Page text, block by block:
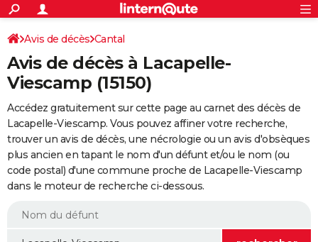
ACTUALITÉS
Politique
Société
Faits Divers
Education
Monde
Villes
+
SPORT
Coupe du monde 2026
Football
Tennis
Cyclisme
Rugby
Forum
CULTURE
FINANCE
Retraite
Impôts
Epargne
Immobilier
Risques naturels par ville
Banque
Assurance
Crédit
AUTO
Essais
Réserver un essai
Citadines
Berlines
SUV
Forum auto
+
HIGH-TECH
Mobiles
Meilleur smartphone
Internet
Ordinateurs
Jeux vidéo
Guide high-tech
+
BRICOLAGE
Forum
Aménagement intérieur
Extérieur
Cuisine
Salle de bains
Jardinage
Rangement
WEEK-END
Avis de décès Cantal
Avis de décès à Lacapelle-
Viescamp (15150)
Accédez gratuitement sur cette page au carnet des décès de
Lacapelle-Viescamp. Vous pouvez affiner votre recherche,
trouver un avis de décès, une nécrologie ou un avis d'obsèques
plus ancien en tapant le nom d'un défunt et/ou le nom (ou
code postal) d'une commune proche de Lacapelle-Viescamp
dans le moteur de recherche ci-dessous.